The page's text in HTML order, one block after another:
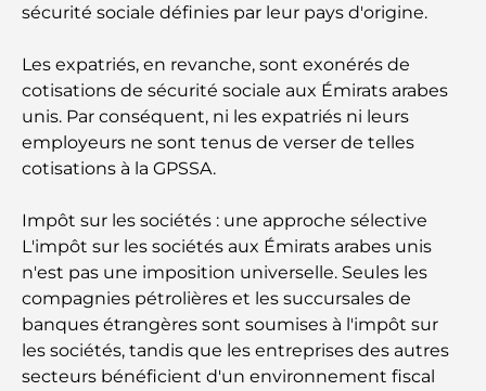
Résidences en bord de mer à Dubaï : le luxe au
Les meilleures banques de Dubaï pour les
expatriés : un guide bancaire complet
Les meilleurs restaurants de steak à Dubaï : un
guide pour les amateurs de viande
A Brief Guide to Buying Property in Dubai (2025-
26)
sécurité sociale définies par leur pays d'origine.
Les expatriés, en revanche, sont exonérés de
cotisations de sécurité sociale aux Émirats arabes
unis. Par conséquent, ni les expatriés ni leurs
employeurs ne sont tenus de verser de telles
cotisations à la GPSSA.
Impôt sur les sociétés : une approche sélective
L'impôt sur les sociétés aux Émirats arabes unis
n'est pas une imposition universelle. Seules les
compagnies pétrolières et les succursales de
banques étrangères sont soumises à l'impôt sur
les sociétés, tandis que les entreprises des autres
secteurs bénéficient d'un environnement fiscal